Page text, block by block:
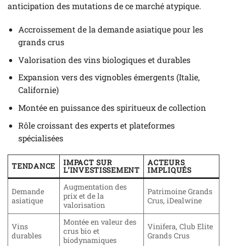
anticipation des mutations de ce marché atypique.
Accroissement de la demande asiatique pour les
grands crus
Valorisation des vins biologiques et durables
Expansion vers des vignobles émergents (Italie,
Californie)
Montée en puissance des spiritueux de collection
Rôle croissant des experts et plateformes
spécialisées
TENDANCE IMPACT SUR
L’INVESTISSEMENT
ACTEURS
IMPLIQUÉS
Demande
asiatique
Augmentation des
prix et de la
valorisation
Patrimoine Grands
Crus, iDealwine
Vins
durables
Montée en valeur des
crus bio et
biodynamiques
Vinifera, Club Elite
Grands Crus